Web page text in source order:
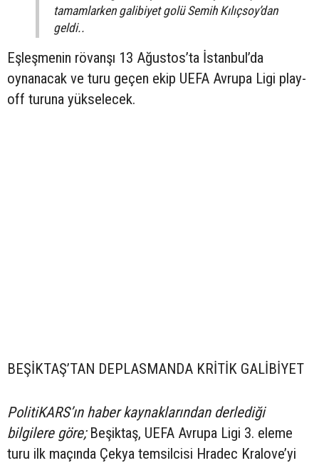
tamamlarken galibiyet golü Semih Kılıçsoy’dan
geldi..
Eşleşmenin rövanşı 13 Ağustos’ta İstanbul’da
oynanacak ve turu geçen ekip UEFA Avrupa Ligi play-
off turuna yükselecek.
BEŞİKTAŞ’TAN DEPLASMANDA KRİTİK GALİBİYET
PolitiKARS’ın haber kaynaklarından derlediği
bilgilere göre;Beşiktaş, UEFA Avrupa Ligi 3. eleme
turu ilk maçında Çekya temsilcisi Hradec Kralove’yi